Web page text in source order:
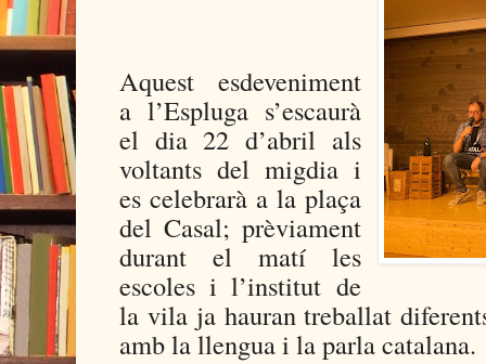
Aquest esdeveniment
a l’Espluga s’escaurà
el dia 22 d’abril als
voltants del migdia i
es celebrarà a la plaça
del Casal; prèviament
durant el matí les
escoles i l’institut de
la vila ja hauran treballat
amb la llengua i la parla catalana.